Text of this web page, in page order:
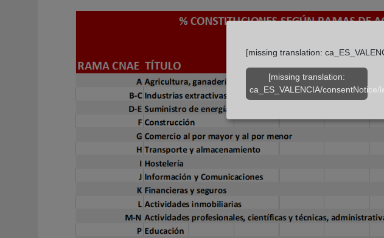
[missing translation:
[missing translation:
ca_ES_VALENCIA/consentNotice/